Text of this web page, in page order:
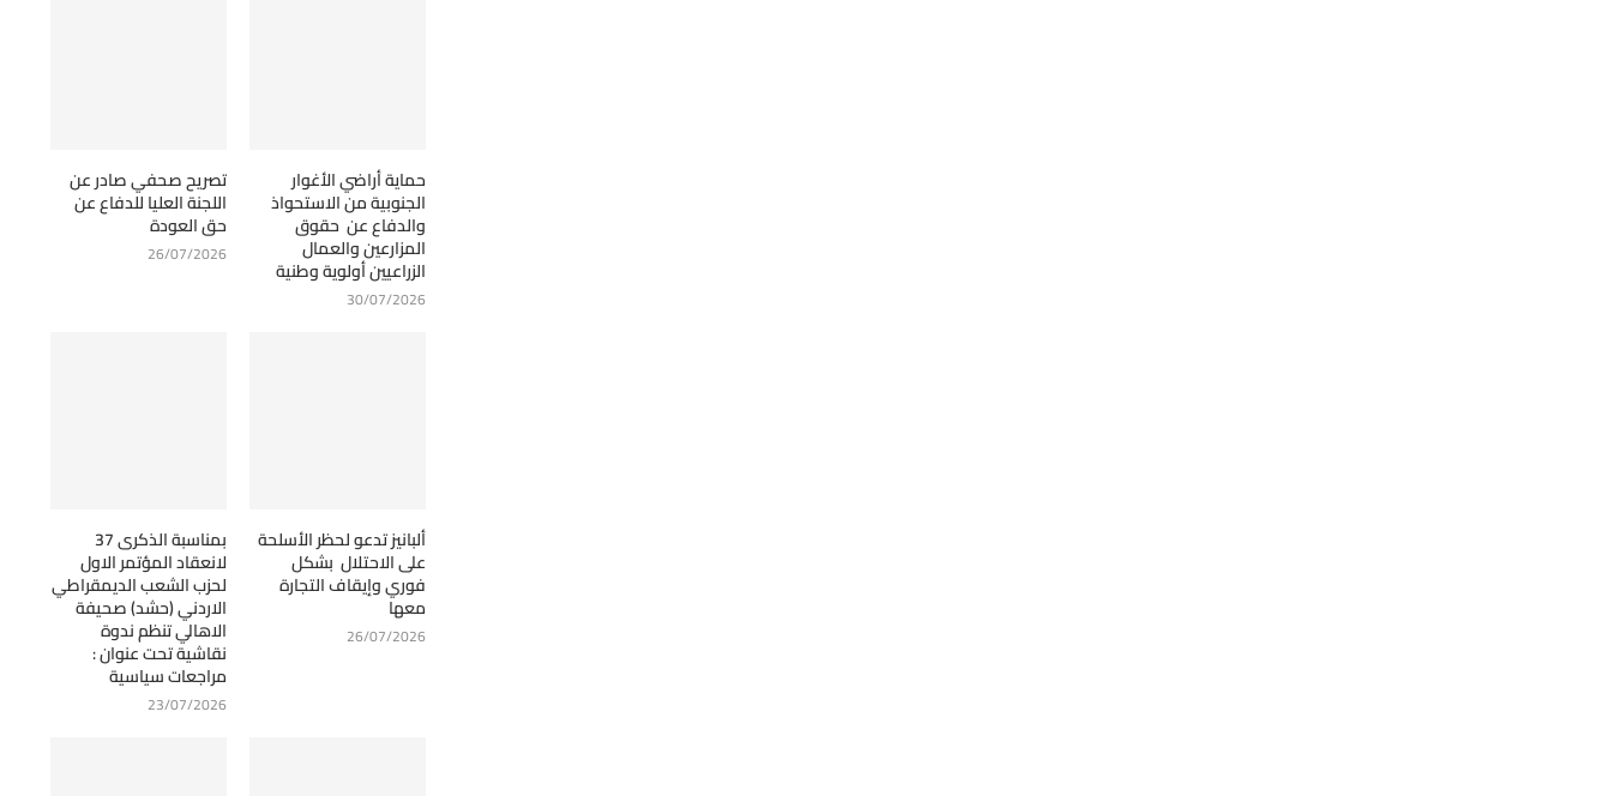
حماية أراضي الأغوار
الجنوبية من الاستحواذ
والدفاع عن حقوق
المزارعين والعمال
الزراعيين أولوية وطنية
30/07/2026
تصريح صحفي صادر عن
اللجنة العليا للدفاع عن
حق العودة
26/07/2026
ألبانيز تدعو لحظر الأسلحة
على الاحتلال بشكل
فوري وإيقاف التجارة
معها
26/07/2026
بمناسبة الذكرى 37
لانعقاد المؤتمر الاول
لحزب الشعب الديمقراطي
الاردني (حشد) صحيفة
الاهالي تنظم ندوة
نقاشية تحت عنوان :
مراجعات سياسية
23/07/2026